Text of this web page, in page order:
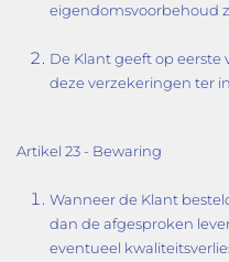
eigendomsvoorbehoud
De Klant geeft op eerste
deze verzekeringen ter
Artikel 23 - Bewaring
Wanneer de Klant
dan de afgesproken
eventueel